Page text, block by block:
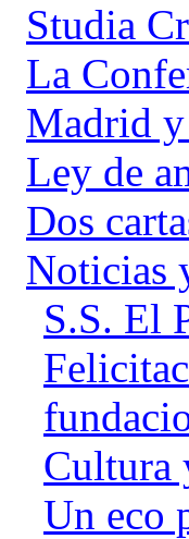
Studia
La
Madrid y
Ley de
Dos
Noticias
S.S. El
Cultura
Un eco